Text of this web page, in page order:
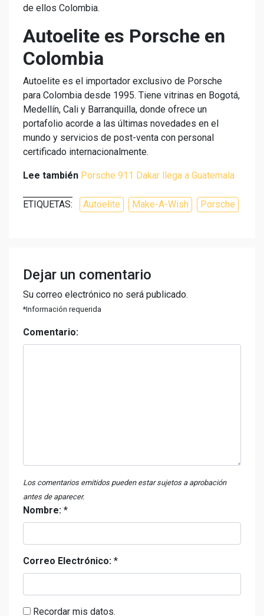
de ellos Colombia.
Autoelite es Porsche en
Colombia
Autoelite es el importador exclusivo de Porsche
para Colombia desde 1995. Tiene vitrinas en Bogotá,
Medellín, Cali y Barranquilla, donde ofrece un
portafolio acorde a las últimas novedades en el
mundo y servicios de post-venta con personal
certificado internacionalmente.
Lee también Porsche 911 Dakar llega a Guatemala
ETIQUETAS: Autoelite Make-A-Wish Porsche
Dejar un comentario
Su correo electrónico no será publicado.
*Información requerida
Comentario:
Los comentarios emitidos pueden estar sujetos a aprobación
antes de aparecer.
Nombre: *
Correo Electrónico: *
Recordar mis datos.